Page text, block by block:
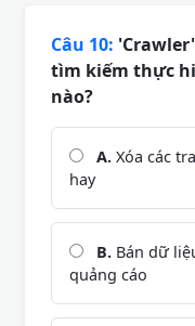
Câu 10:
tìm kiếm thực
nào?
A. Xóa các
hay
B. Bán dữ
quảng cáo